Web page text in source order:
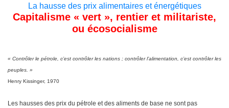
La hausse des prix alimentaires et énergétiques
Capitalisme « vert », rentier et militariste,
ou écosocialisme
« Contrôler le pétrole, c’est contrôler les nations ; contrôler l’alimentation, c’est contrôler les
peuples. »
Henry Kissinger, 1970
Les hausses des prix du pétrole et des aliments de base ne sont pas